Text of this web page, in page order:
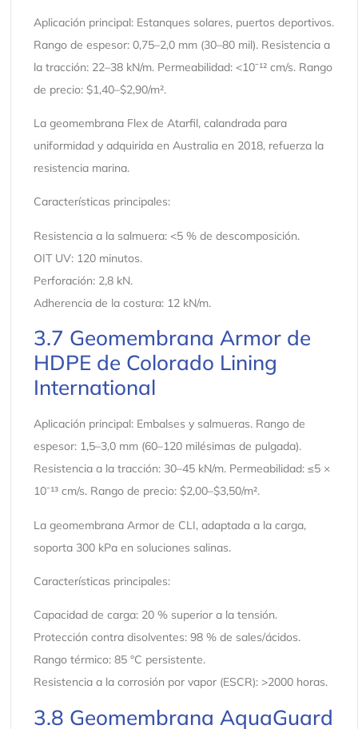
Aplicación principal: Estanques solares, puertos deportivos.
Rango de espesor: 0,75–2,0 mm (30–80 mil). Resistencia a
la tracción: 22–38 kN/m. Permeabilidad: <10⁻¹² cm/s. Rango
de precio: $1,40–$2,90/m².
La geomembrana Flex de Atarfil, calandrada para
uniformidad y adquirida en Australia en 2018, refuerza la
resistencia marina.
Características principales:
Resistencia a la salmuera: <5 % de descomposición.
OIT UV: 120 minutos.
Perforación: 2,8 kN.
Adherencia de la costura: 12 kN/m.
3.7 Geomembrana Armor de
HDPE de Colorado Lining
International
Aplicación principal: Embalses y salmueras. Rango de
espesor: 1,5–3,0 mm (60–120 milésimas de pulgada).
Resistencia a la tracción: 30–45 kN/m. Permeabilidad: ≤5 ×
10⁻¹³ cm/s. Rango de precio: $2,00–$3,50/m².
La geomembrana Armor de CLI, adaptada a la carga,
soporta 300 kPa en soluciones salinas.
Características principales:
Capacidad de carga: 20 % superior a la tensión.
Protección contra disolventes: 98 % de sales/ácidos.
Rango térmico: 85 °C persistente.
Resistencia a la corrosión por vapor (ESCR): >2000 horas.
3.8 Geomembrana AquaGuard